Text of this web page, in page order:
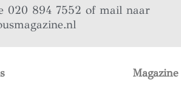
020 894 7552 of mail naar
Magazine